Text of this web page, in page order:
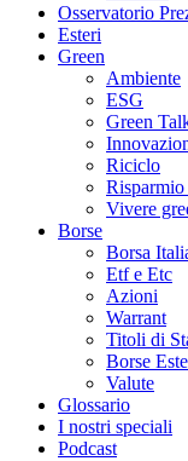
Osservatorio
Esteri
Green
Ambiente
ESG
Green
Riciclo
Risparmio
Vivere
Borse
Borsa
Etf e Etc
Azioni
Warrant
Titoli di
Borse
Valute
Glossario
I nostri speciali
Podcast